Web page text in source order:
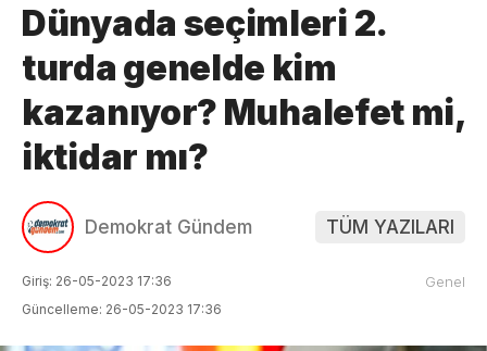
Dünyada seçimleri 2.
turda genelde kim
kazanıyor? Muhalefet mi,
iktidar mı?
Demokrat Gündem TÜM YAZILARI
Giriş: 26-05-2023 17:36
Güncelleme: 26-05-2023 17:36
Genel